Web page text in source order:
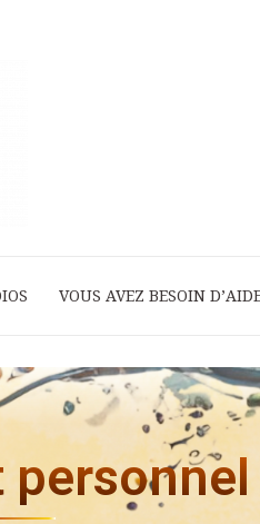
VOUS AVEZ BESOIN
personnel